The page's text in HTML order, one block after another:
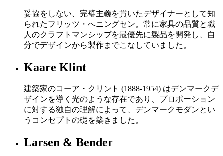
妥協をしない、完璧主義を貫いたデザイナーとして知
られたフリッツ・へニングセン。常に家具の品質と職
人のクラフトマンシップを最優先に製品を開発し、自
分でデザインから製作までこなしていました。
Kaare Klint
建築家のコーア・クリント (1888-1954) はデンマークデ
ザインを導く光のような存在であり、プロポーション
に対する独自の理解によって、デンマークモダンとい
うコンセプトの礎を築きました。
Larsen & Bender